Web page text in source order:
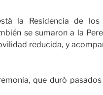
la Residencia de los
se sumaron a la
reducida, y
que duró